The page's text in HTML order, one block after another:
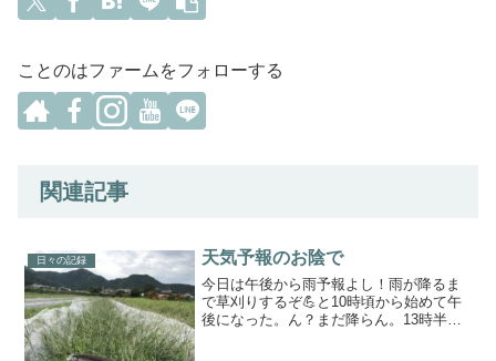
ことのはファームをフォローする
関連記事
日々の記録 天気予報のお陰で
今日は午後から雨予報よし！雨が降るま
で草刈りするぞ💪と10時頃から始めて午
後になった。ん？まだ降らん。13時半頃